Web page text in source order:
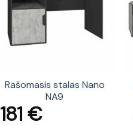
Rašomasis stalas Nano
NA9
181 €